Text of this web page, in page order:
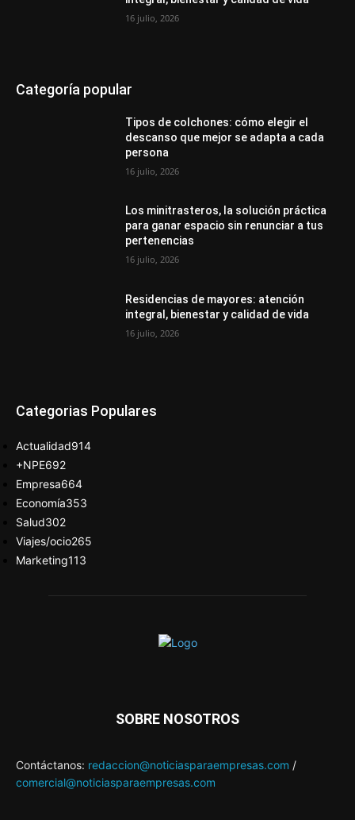
16 julio, 2026
Categoría popular
Tipos de colchones: cómo elegir el
descanso que mejor se adapta a cada
persona
16 julio, 2026
Los minitrasteros, la solución práctica
para ganar espacio sin renunciar a tus
pertenencias
16 julio, 2026
Residencias de mayores: atención
integral, bienestar y calidad de vida
16 julio, 2026
Categorias Populares
Actualidad914
+NPE692
Empresa664
Economía353
Salud302
Viajes/ocio265
Marketing113
SOBRE NOSOTROS
Contáctanos: redaccion@noticiasparaempresas.com /
comercial@noticiasparaempresas.com